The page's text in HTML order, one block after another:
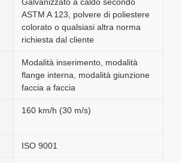
ASTM A 123, polvere di poliestere
colorato o qualsiasi altra norma
richiesta dal cliente
Modalità inserimento, modalità
flange interna, modalità giunzione
faccia a faccia
160 km/h (30 m/s)
ISO 9001